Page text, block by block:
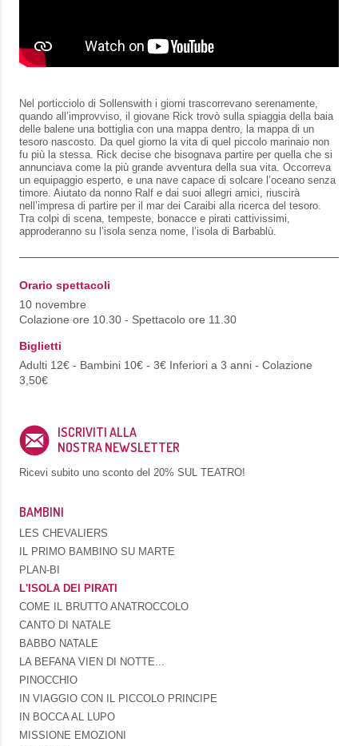
Nel porticciolo di Sollenswith i giorni trascorrevano serenamente,
quando all’improvviso, il giovane Rick trovò sulla spiaggia della baia
delle balene una bottiglia con una mappa dentro, la mappa di un
tesoro nascosto. Da quel giorno la vita di quel piccolo marinaio non
fu più la stessa. Rick decise che bisognava partire per quella che si
annunciava come la più grande avventura della sua vita. Occorreva
un equipaggio esperto, e una nave capace di solcare l’oceano senza
timore. Aiutato da nonno Ralf e dai suoi allegri amici, riuscirà
nell’impresa di partire per il mar dei Caraibi alla ricerca del tesoro.
Tra colpi di scena, tempeste, bonacce e pirati cattivissimi,
approderanno su l’isola senza nome, l’isola di Barbablù.
Orario spettacoli
10 novembre
Colazione ore 10.30 - Spettacolo ore 11.30
Biglietti
Adulti 12€ - Bambini 10€ - 3€ Inferiori a 3 anni - Colazione
3,50€
ISCRIVITI ALLA
NOSTRA NEWSLETTER
Ricevi subito uno sconto del 20% SUL TEATRO!
BAMBINI
LES CHEVALIERS
IL PRIMO BAMBINO SU MARTE
PLAN-BI
L'ISOLA DEI PIRATI
COME IL BRUTTO ANATROCCOLO
CANTO DI NATALE
BABBO NATALE
LA BEFANA VIEN DI NOTTE...
PINOCCHIO
IN VIAGGIO CON IL PICCOLO PRINCIPE
IN BOCCA AL LUPO
MISSIONE EMOZIONI